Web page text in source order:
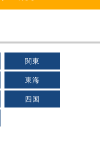
関東
東海
四国